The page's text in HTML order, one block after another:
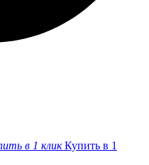
Купить в 1